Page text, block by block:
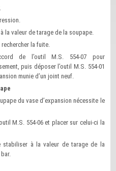
la valeur de tarage de la soupape.
la fuite.
de l’outil M.S. 554-07 pour
puis déposer l’outil M.S. 554-01
munie d’un joint neuf.
du vase d’expansion nécessite le
M.S. 554-06 et placer sur celui-ci la
à la valeur de tarage de la